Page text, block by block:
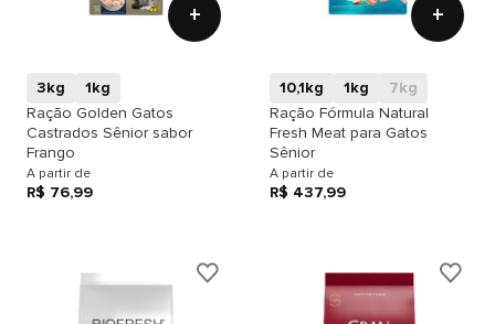
+
3kg
1kg
Ração Golden Gatos
Castrados Sênior sabor
Frango
A partir de
R$ 76,99
+
10,1kg 1kg
7kg
Ração Fórmula Natural
Fresh Meat para Gatos
Sênior
A partir de
R$ 437,99